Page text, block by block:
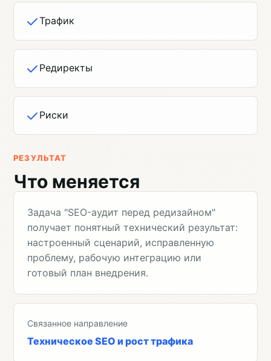
Трафик
Редиректы
Риски
РЕЗУЛЬТАТ
Что меняется
Задача "SEO-аудит перед редизайном"
получает понятный технический результат:
настроенный сценарий, исправленную
проблему, рабочую интеграцию или
готовый план внедрения.
Связанное направление
Техническое SEO и рост трафика